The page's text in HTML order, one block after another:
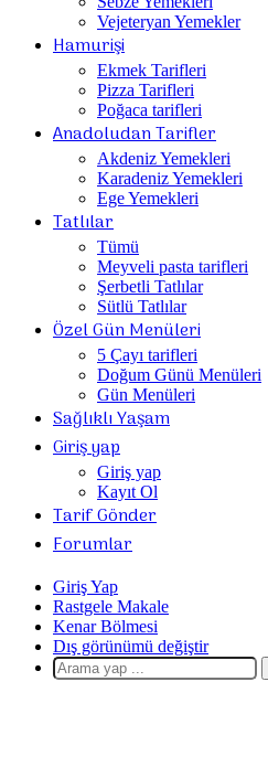
Vejeteryan Yemekler
Hamurişi
Ekmek Tarifleri
Pizza Tarifleri
Poğaca tarifleri
Anadoludan Tarifler
Akdeniz Yemekleri
Karadeniz Yemekleri
Ege Yemekleri
Tatlılar
Tümü
Meyveli pasta tarifleri
Şerbetli Tatlılar
Sütlü Tatlılar
Özel Gün Menüleri
5 Çayı tarifleri
Doğum Günü Menüleri
Gün Menüleri
Sağlıklı Yaşam
Giriş yap
Giriş yap
Kayıt Ol
Tarif Gönder
Forumlar
Giriş Yap
Rastgele Makale
Kenar Bölmesi
Dış görünümü değiştir